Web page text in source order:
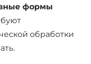
формы
обработки